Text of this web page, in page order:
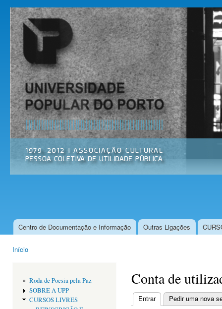
Universidade
Popular do
Porto
Associação
Cultural
Menu principal
Centro de Documentação e Informação Outras Ligações
Início
Roda de Poesia pela Paz
SOBRE A UPP
CURSOS LIVRES
Conta de
Entrar(separador ativo)
Pedir uma nova